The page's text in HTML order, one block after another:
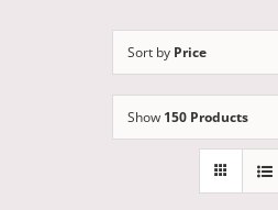
Sort by Price
Show 150 Products